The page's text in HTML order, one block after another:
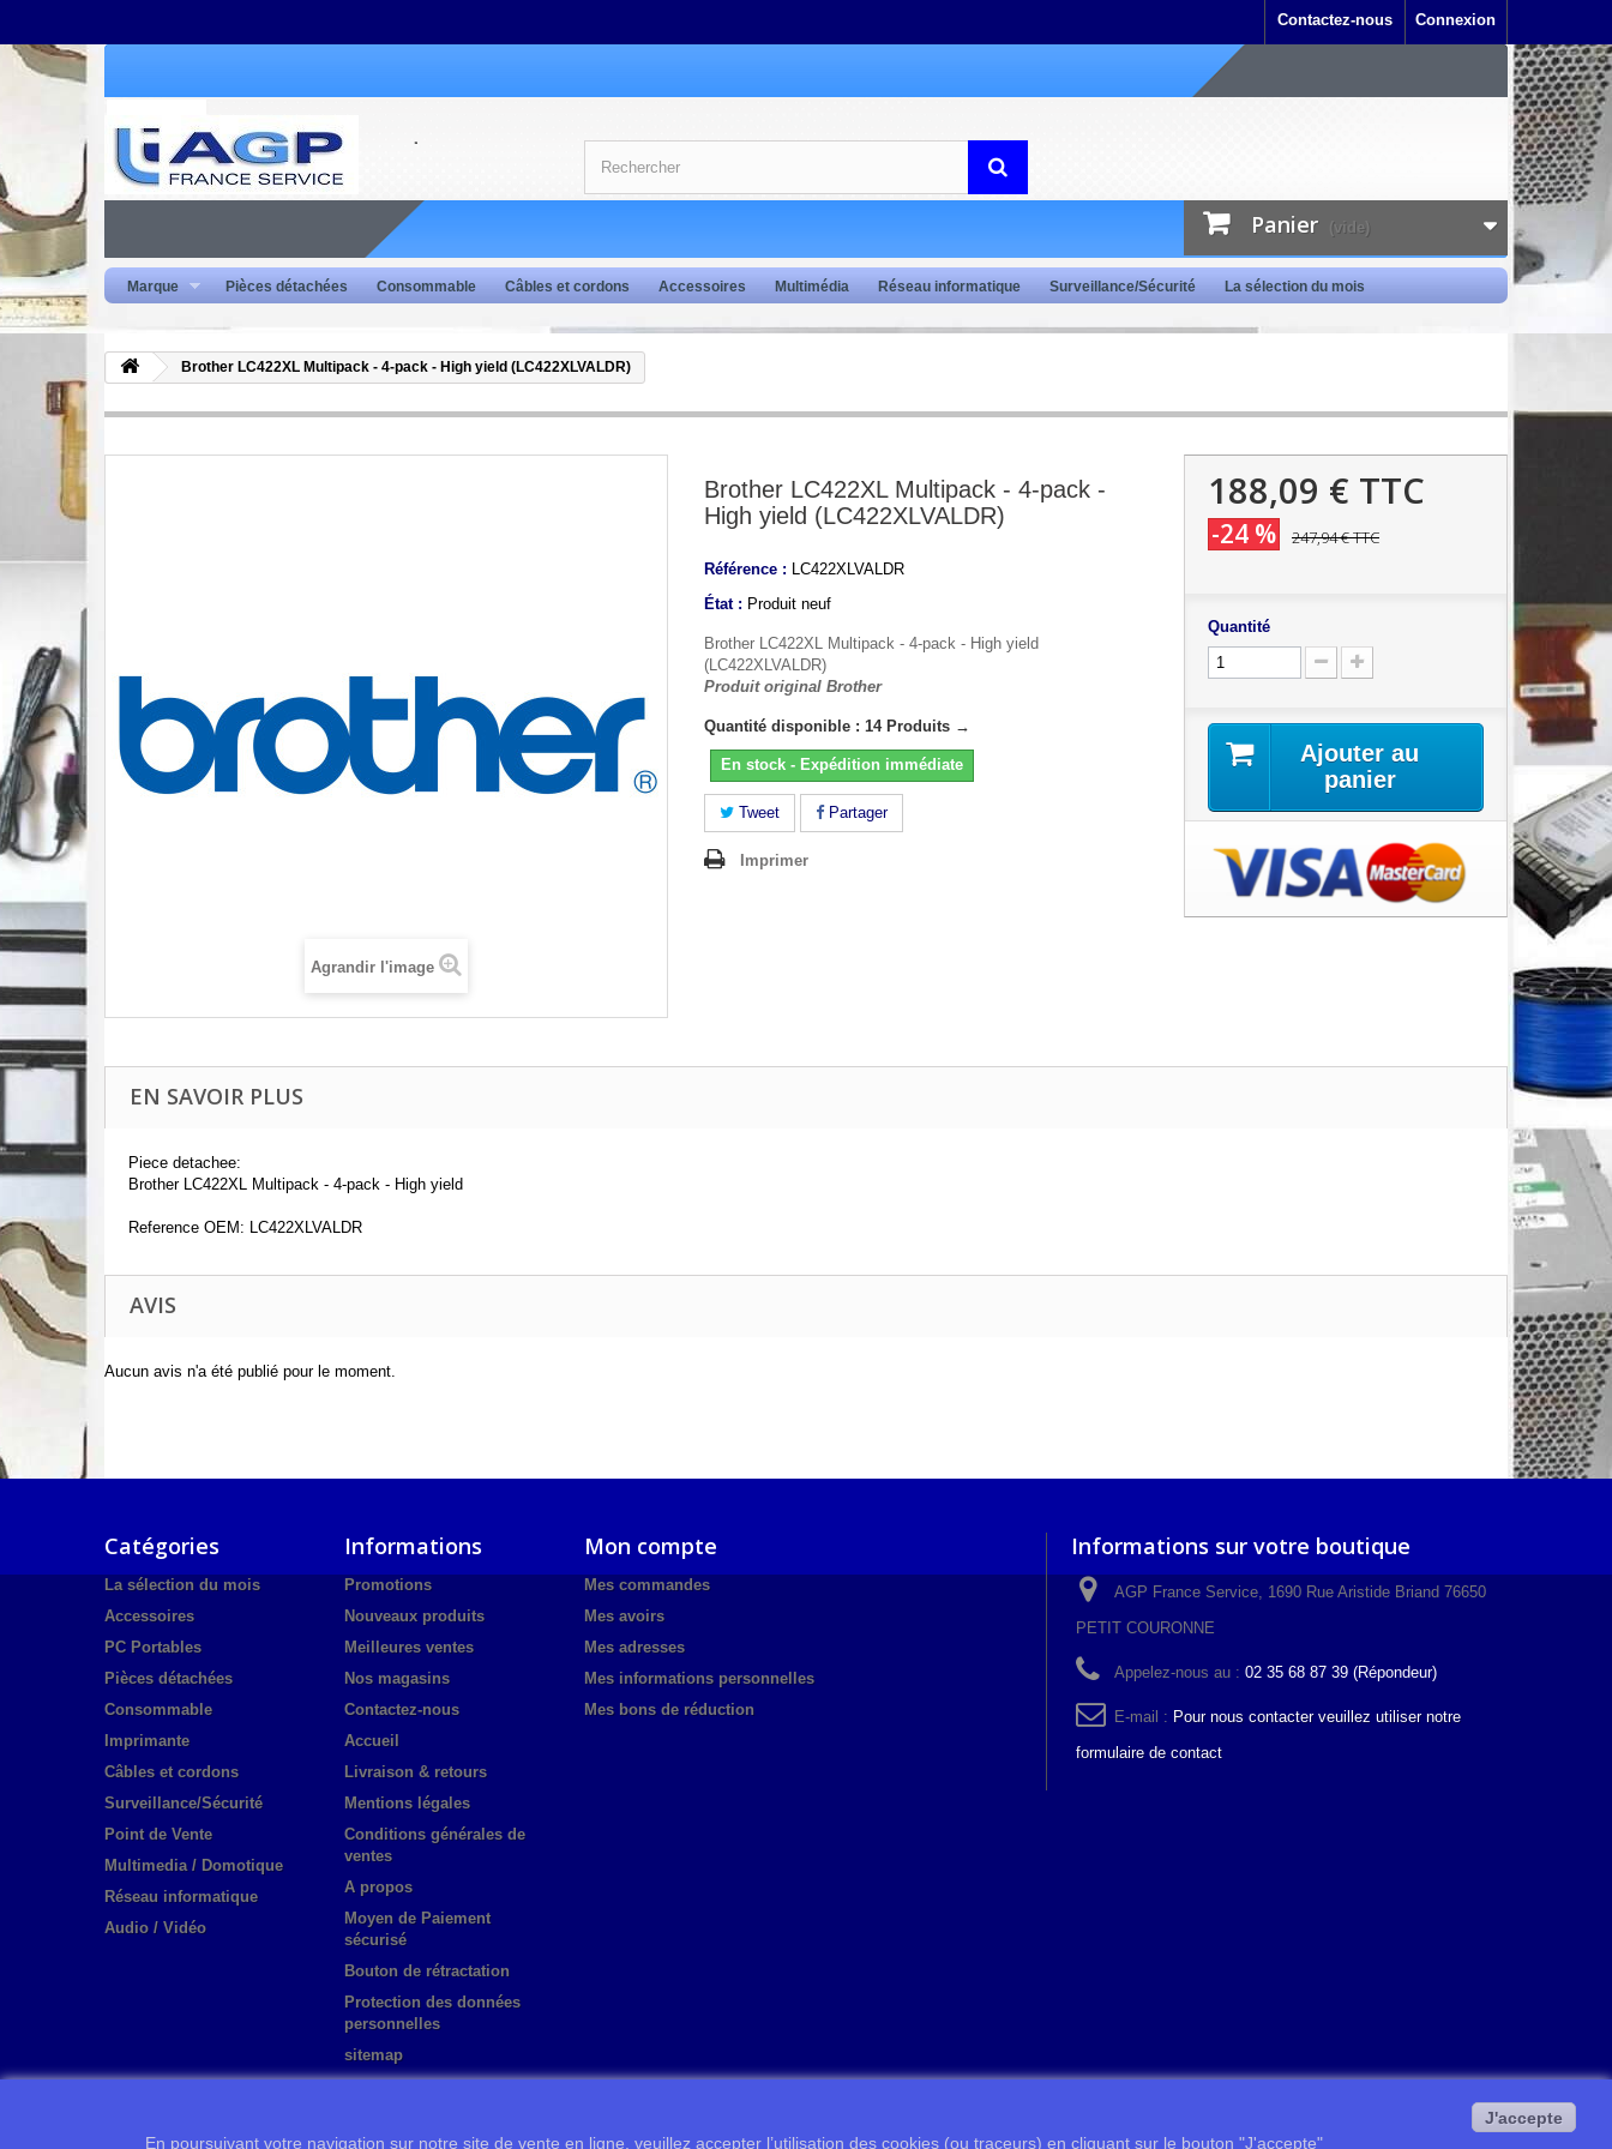
Connexion
Contactez-nous
Panier (vide)
Marque Pièces détachées Consommable Câbles et cordons Accessoires Multimédia Réseau informatique Surveillance/Sécurité La sélection du mois
Brother LC422XL Multipack - 4-pack - High yield (LC422XLVALDR)
Agrandir l'image
Brother LC422XL Multipack - 4-pack -
High yield (LC422XLVALDR)
Référence : LC422XLVALDR
État : Produit neuf
Brother LC422XL Multipack - 4-pack - High yield
(LC422XLVALDR)
Produit original Brother
Quantité disponible : 14 Produits →
En stock - Expédition immédiate
Tweet Partager
Imprimer
188,09 € TTC
-24 % 247,94 €TTC
Quantité
Ajouter au
panier
EN SAVOIR PLUS
Piece detachee:
Brother LC422XL Multipack - 4-pack - High yield
Reference OEM: LC422XLVALDR
AVIS
Aucun avis n'a été publié pour le moment.
Catégories
La sélection du mois
Accessoires
PC Portables
Pièces détachées
Consommable
Imprimante
Câbles et cordons
Surveillance/Sécurité
Point de Vente
Multimedia / Domotique
Réseau informatique
Audio / Vidéo
Informations
Promotions
Nouveaux produits
Meilleures ventes
Nos magasins
Contactez-nous
Accueil
Livraison & retours
Mentions légales
Conditions générales de
ventes
A propos
Moyen de Paiement
sécurisé
Bouton de rétractation
Protection des données
personnelles
sitemap
Mon compte
Mes commandes
Mes avoirs
Mes adresses
Mes informations personnelles
Mes bons de réduction
Informations sur votre boutique
AGP France Service, 1690 Rue Aristide Briand 76650
PETIT COURONNE
Appelez-nous au : 02 35 68 87 39 (Répondeur)
E-mail : Pour nous contacter veuillez utiliser notre
formulaire de contact
En poursuivant votre navigation sur notre site de vente en ligne, veuillez accepter l’utilisation des cookies (ou traceurs) en cliquant sur le bouton "J'accepte"
J'accepte